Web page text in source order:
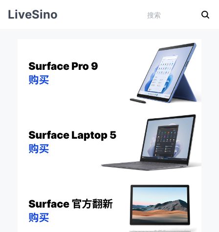
LiveSino